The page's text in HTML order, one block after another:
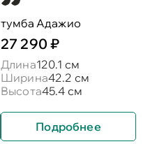
тумба Адажио
27 290 ₽
Длина120.1 см
Ширина42.2 см
Высота45.4 см
Подробнее